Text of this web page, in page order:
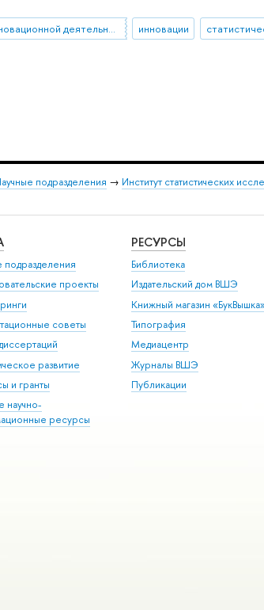
индикаторы инновационной деятельности инновации
подразделения → Институт статистических
подразделения
проекты
советы
развитие
и гранты
научно-
ресурсы
РЕСУРСЫ
Библиотека
Издательский дом ВШЭ
Книжный магазин «БукВышка»
Типография
Медиацентр
Журналы ВШЭ
Публикации